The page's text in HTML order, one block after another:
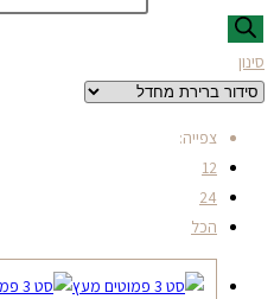
סינון
צפייה:
12
24
הכל